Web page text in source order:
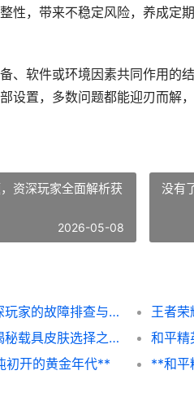
性，带来不稳定风险，养成定
、软件或环境因素共同作用的
设置，多数问题都能迎刃而解
资深玩家全面解析获
2026-05-08
没有
**王者闪退是怎么回事，资深玩家的故障排查与解决指南**
和平精英特斯拉用什么车，揭秘载具皮肤选择之道
初开的黄金年代**